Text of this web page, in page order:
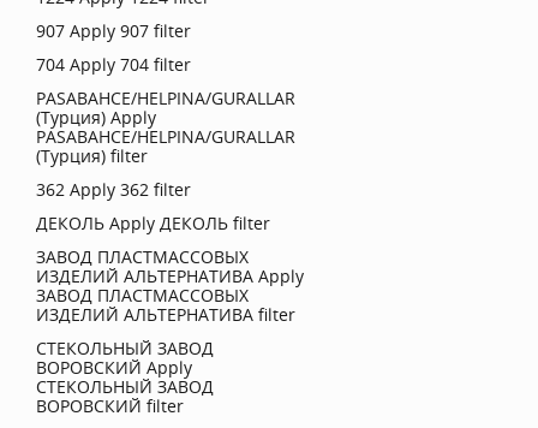
907 Apply 907 filter
704 Apply 704 filter
PASABAHCE/HELPINA/GURALLAR
(Турция) Apply
PASABAHCE/HELPINA/GURALLAR
(Турция) filter
362 Apply 362 filter
ДЕКОЛЬ Apply ДЕКОЛЬ filter
ЗАВОД ПЛАСТМАССОВЫХ
ИЗДЕЛИЙ АЛЬТЕРНАТИВА Apply
ЗАВОД ПЛАСТМАССОВЫХ
ИЗДЕЛИЙ АЛЬТЕРНАТИВА filter
СТЕКОЛЬНЫЙ ЗАВОД
ВОРОВСКИЙ Apply
СТЕКОЛЬНЫЙ ЗАВОД
ВОРОВСКИЙ filter